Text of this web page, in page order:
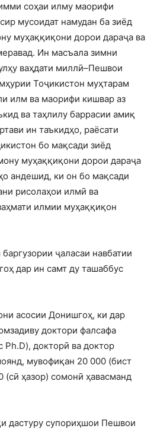
соҳаи илму маорифи
мусоидат намудан ба зиёд
муҳаққиқони дорои дараҷа ва
Ин масъала зимни
ваҳдати миллӣ–Пешвои
Тоҷикистон муҳтарам
илм ва маорифи кишвар аз
ва таҳлилу баррасии амиқ
ин таъкидҳо, раёсати
бо мақсади зиёд
муҳаққиқони дорои дараҷа
андешид, ки он бо мақсади
рисолаҳои илмӣ ва
илмии муҳаққиқон
ҷаласаи навбатии
дар ин самт ду ташаббус
асосии Донишгоҳ, ки дар
доктори фалсафа
Ph.D), докторӣ ва доктор
мувофиқан 20 000 (бист
(сӣ ҳазор) сомонӣ ҳавасманд
дастуру супориҳшои Пешвои